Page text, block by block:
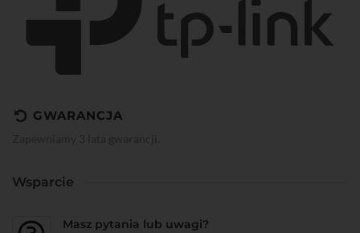
GWARANCJA
Wsparcie
Masz pytania lub uwagi?